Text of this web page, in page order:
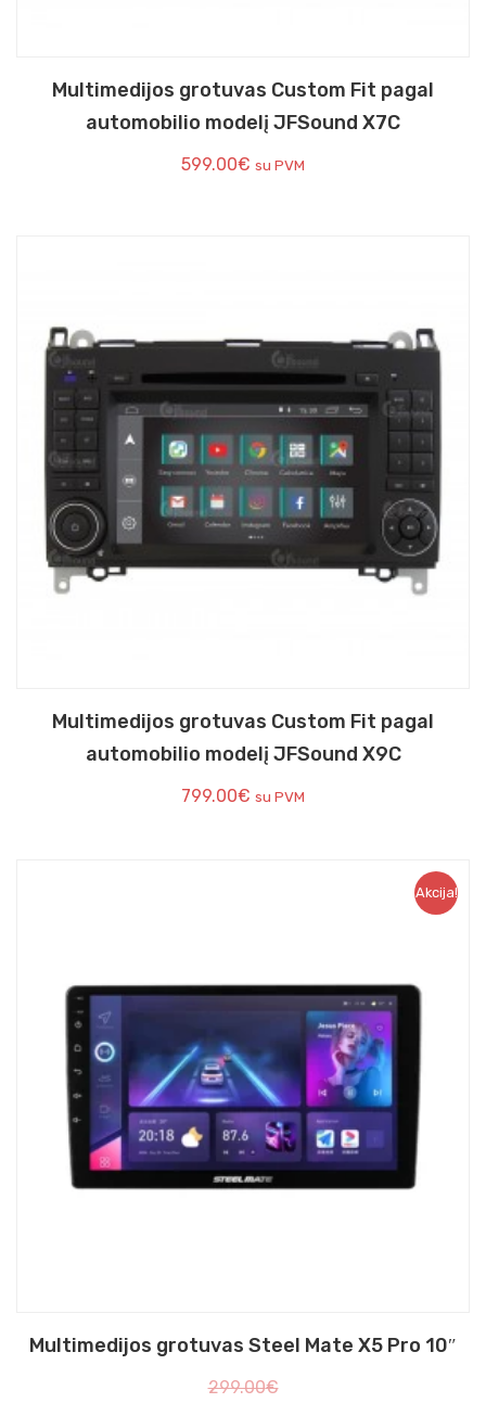
Multimedijos grotuvas Custom Fit pagal
automobilio modelį JFSound X7C
599.00€ su PVM
Multimedijos grotuvas Custom Fit pagal
automobilio modelį JFSound X9C
799.00€ su PVM
Akcija!
Multimedijos grotuvas Steel Mate X5 Pro 10″
299.00€